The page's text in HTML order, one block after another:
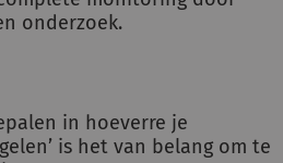
onderzoek.
in hoeverre je
is het van belang om te